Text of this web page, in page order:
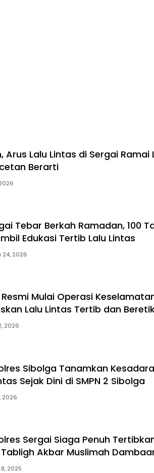
Arus Lalu Lintas di Sergai Ramai
Berarti
Tebar Berkah Ramadan, 100
Edukasi Tertib Lalu Lintas
24, 2026
Mulai Operasi
Lalu Lintas Tertib dan
2026
Sibolga Tanamkan
Sejak Dini di SMPN 2 Sibolga
2026
Sergai Siaga Penuh
Akbar Muslimah
2025